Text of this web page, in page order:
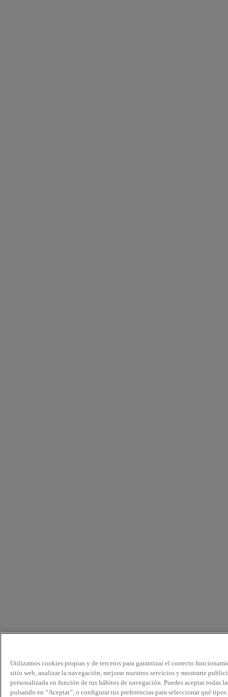
Utilizamos cookies propias y de terceros para garantizar el correcto
sitio web, analizar la navegación, mejorar nuestros servicios y mostrarte
personalizada en función de tus hábitos de navegación. Puedes aceptar todas
pulsando en “Aceptar”, o configurar tus preferencias para seleccionar qué tipos